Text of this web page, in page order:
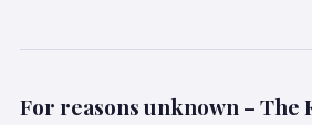
For reasons unknown – The